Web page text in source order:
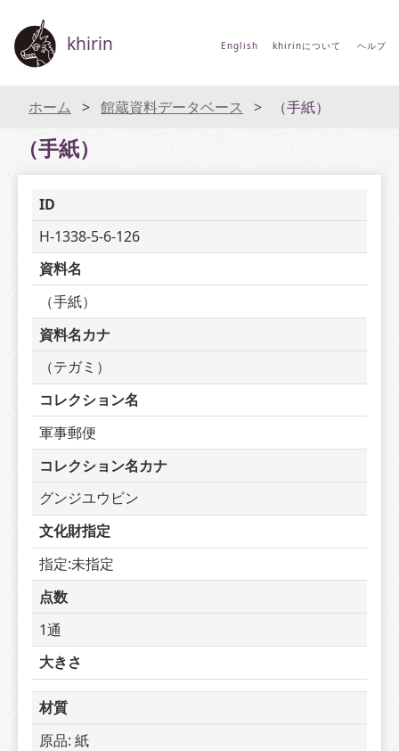
khirin English khirinについて ヘルプ
ホーム 館蔵資料データベース （手紙）
（手紙）
ID
H-1338-5-6-126
資料名
（手紙）
資料名カナ
（テガミ）
コレクション名
軍事郵便
コレクション名カナ
グンジユウビン
文化財指定
指定:未指定
点数
1通
大きさ
材質
原品: 紙